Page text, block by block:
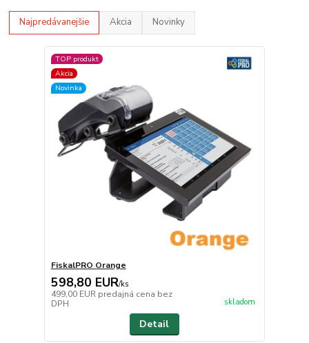
Najpredávanejšie Akcia Novinky
TOP produkt
Akcia
Novinka
FiskalPRO Orange
598,80 EUR/ks
499,00 EUR predajná cena bez
DPH
skladom
Detail